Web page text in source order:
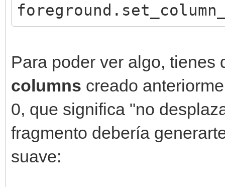
Para poder ver algo, tienes
columns creado
0, que significa "no
fragmento debería
suave: